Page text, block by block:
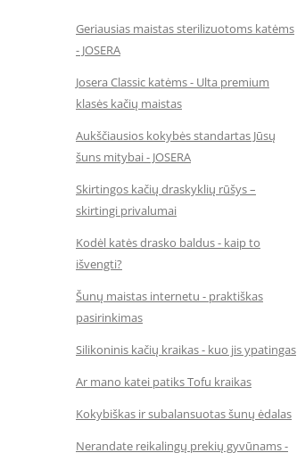
Geriausias maistas sterilizuotoms katėms
- JOSERA
Josera Classic katėms - Ulta premium
klasės kačių maistas
Aukščiausios kokybės standartas Jūsų
šuns mitybai - JOSERA
Skirtingos kačių draskyklių rūšys –
skirtingi privalumai
Kodėl katės drasko baldus - kaip to
išvengti?
Šunų maistas internetu - praktiškas
pasirinkimas
Silikoninis kačių kraikas - kuo jis ypatingas
Ar mano katei patiks Tofu kraikas
Kokybiškas ir subalansuotas šunų ėdalas
Nerandate reikalingų prekių gyvūnams -